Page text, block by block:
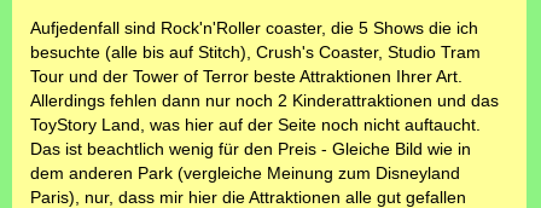
Aufjedenfall sind Rock'n'Roller coaster, die 5 Shows die ich
besuchte (alle bis auf Stitch), Crush's Coaster, Studio Tram
Tour und der Tower of Terror beste Attraktionen Ihrer Art.
Allerdings fehlen dann nur noch 2 Kinderattraktionen und das
ToyStory Land, was hier auf der Seite noch nicht auftaucht.
Das ist beachtlich wenig für den Preis - Gleiche Bild wie in
dem anderen Park (vergleiche Meinung zum Disneyland
Paris), nur, dass mir hier die Attraktionen alle gut gefallen